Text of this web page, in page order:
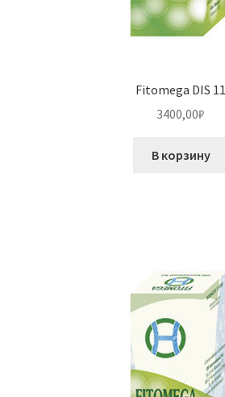
Fitomega DIS 11
3400,00₽
В корзину